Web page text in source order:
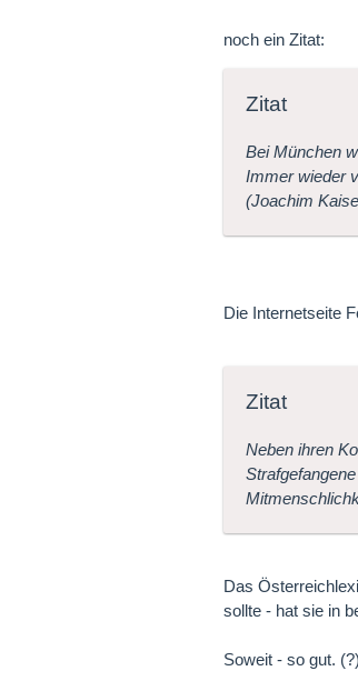
noch ein Zitat:
Zitat
Bei München
Immer wieder
(Joachim
Die Internetseite
Zitat
Neben ihren
Das
sollte - hat sie in
Soweit - so gut. (?)